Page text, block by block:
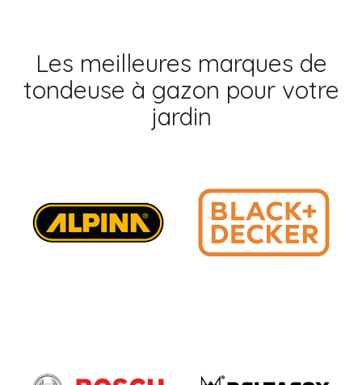
Les meilleures marques de
tondeuse à gazon pour votre
jardin